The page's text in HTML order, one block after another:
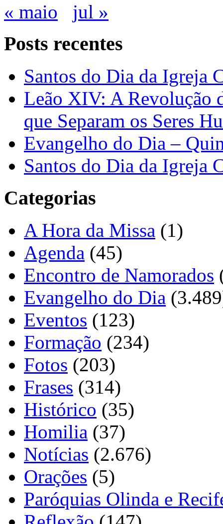
« maio jul »
Posts recentes
Santos do Dia da Igreja
Leão XIV: A Revolução
que Separam os Seres
Evangelho do Dia –
Santos do Dia da Igreja
Categorias
A Hora da Missa (1)
Agenda (45)
Encontro de Namorados
Evangelho do Dia
Eventos (123)
Formação (234)
Fotos (203)
Frases (314)
Histórico (35)
Homilia (37)
Notícias (2.676)
Orações (5)
Paróquias Olinda e